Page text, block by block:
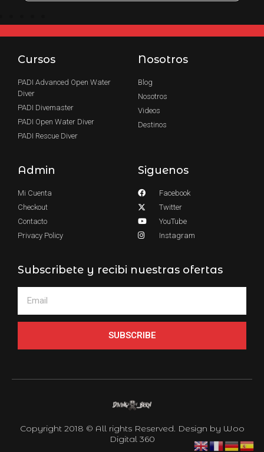
Cursos
PADI Advanced Open Water
Diver
PADI Divemaster
PADI Open Water Diver
PADI Rescue Diver
Nosotros
Blog
Nosotros
Videos
Destinos
Admin
Mi Cuenta
Checkout
Contacto
Privacy Policy
Siguenos
Facebook
Twitter
YouTube
Instagram
Subscribete y recibi nuestras ofertas
SUBSCRIBE
Copyright 2018 © All rights Reserved. Design by Woo
Digital 360